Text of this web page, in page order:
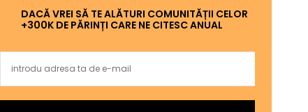
DACĂ VREI SĂ TE ALĂTURI COMUNITĂȚII CELOR
+300K DE PĂRINȚI CARE NE CITESC ANUAL